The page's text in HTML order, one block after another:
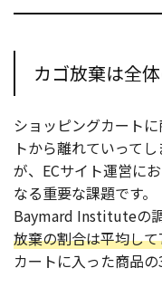
カゴ放棄は全
ショッピングカート
トから離れていって
が、ECサイト運営に
なる重要な課題です。
Baymard Instituteの
放棄の割合は平均し
カートに入った商品の